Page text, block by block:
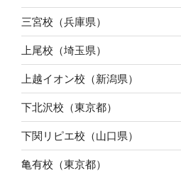
三宮校（兵庫県）
上尾校（埼玉県）
上越イオン校（新潟県）
下北沢校（東京都）
下関リピエ校（山口県）
亀有校（東京都）